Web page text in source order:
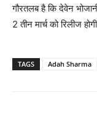
गौरतलब है कि देवेन
2 तीन मार्च को रिलीज
TAGS Adah Sharma